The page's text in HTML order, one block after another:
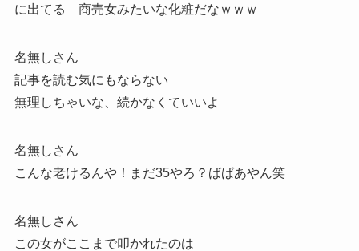
に出てる 商売女みたいな化粧だなｗｗｗ
名無しさん
記事を読む気にもならない
無理しちゃいな、続かなくていいよ
名無しさん
こんな老けるんや！まだ35やろ？ばばあやん笑
名無しさん
この女がここまで叩かれたのは